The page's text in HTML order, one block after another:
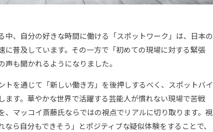
、自分の好きな時間に働ける「スポットワーク」は、日本の
に普及しています。その一方で「初めての現場に対する緊張
声も聞かれるようになりました。
を通じて「新しい働き方」を後押しするべく、スポットバイ
ます。華やかな世界で活躍する芸能人が慣れない現場で苦戦
、マッコイ斎藤氏ならではの視点でリアルに切り取ります。視
ら自分もできそう」とポジティブな疑似体験をすることで、